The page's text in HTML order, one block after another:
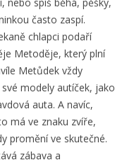
často zaspí.
chlapci podaří
Metoděje, který plní
Metůdek vždy
modely autíček, jako
auta. A navíc,
má ve znaku zvíře,
promění ve skutečné.
zábava a